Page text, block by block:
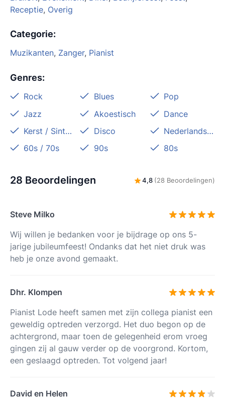
Receptie, Overig
Categorie:
Muzikanten, Zanger, Pianist
Genres:
Rock Blues
Pop
Jazz
Akoestisch
Dance
Kerst / Sinterklaas
Disco
Nederlandstalig
60s / 70s
90s 80s
28 Beoordelingen 4,8 (28 Beoordelingen)
Steve Milko
Wij willen je bedanken voor je bijdrage op ons 5-
jarige jubileumfeest! Ondanks dat het niet druk was
heb je onze avond gemaakt.
Dhr. Klompen
Pianist Lode heeft samen met zijn collega pianist een
geweldig optreden verzorgd. Het duo begon op de
achtergrond, maar toen de gelegenheid erom vroeg
gingen zij al gauw verder op de voorgrond. Kortom,
een geslaagd optreden. Tot volgend jaar!
David en Helen